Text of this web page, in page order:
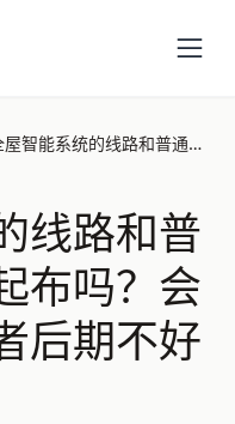
全屋智能系统的线路和普通电线应该一起布吗？会不会有干扰或者后期不好升级？
线路和普
布吗？会
后期不好